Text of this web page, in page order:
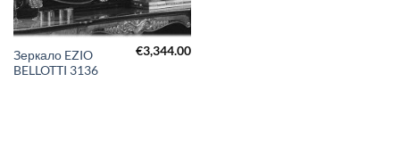
Зеркало EZIO
BELLOTTI 3136
€3,344.00